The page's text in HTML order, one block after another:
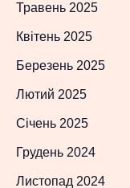
Травень 2025
Квітень 2025
Березень 2025
Лютий 2025
Січень 2025
Грудень 2024
Листопад 2024